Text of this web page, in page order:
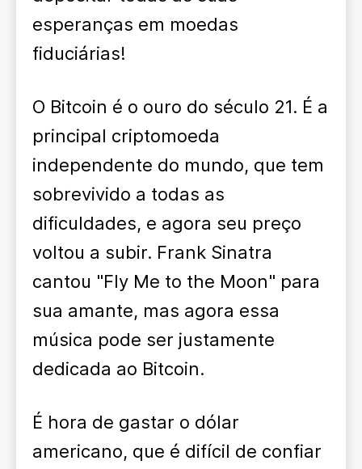
esperanças em moedas
fiduciárias!
O Bitcoin é o ouro do século 21. É a
principal criptomoeda
independente do mundo, que tem
sobrevivido a todas as
dificuldades, e agora seu preço
voltou a subir. Frank Sinatra
cantou "Fly Me to the Moon" para
sua amante, mas agora essa
música pode ser justamente
dedicada ao Bitcoin.
É hora de gastar o dólar
americano, que é difícil de confiar